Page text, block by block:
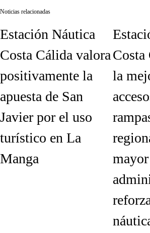
Noticias relacionadas
Estación Náutica
Costa Cálida valora
positivamente la
apuesta de San
Javier por el uso
turístico en La
Manga
Costa
la